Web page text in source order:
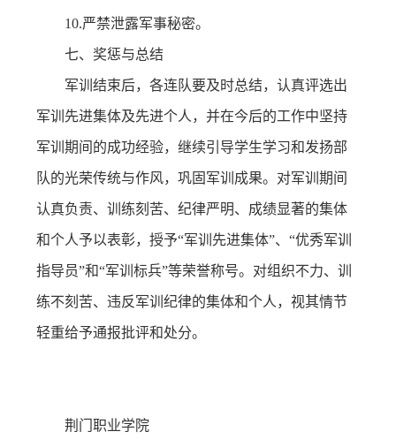
10.严禁泄露军事秘密。
七、奖惩与总结
军训结束后，各连队要及时总结，认真评选出
军训先进集体及先进个人，并在今后的工作中坚持
军训期间的成功经验，继续引导学生学习和发扬部
队的光荣传统与作风，巩固军训成果。对军训期间
认真负责、训练刻苦、纪律严明、成绩显著的集体
和个人予以表彰，授予“军训先进集体”、“优秀军训
指导员”和“军训标兵”等荣誉称号。对组织不力、训
练不刻苦、违反军训纪律的集体和个人，视其情节
轻重给予通报批评和处分。
荆门职业学院